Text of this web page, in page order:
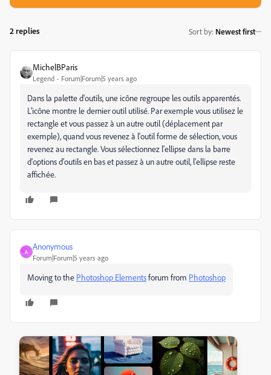
2 replies Sort by: Newest first
MichelBParis
Legend Forum|Forum|5 years ago
Dans la palette d'outils, une icône regroupe les outils apparentés.
L'icône montre le dernier outil utilisé. Par exemple vous utilisez le
rectangle et vous passez à un autre outil (déplacement par
exemple), quand vous revenez à l'outil forme de sélection, vous
revenez au rectangle. Vous sélectionnez l'ellipse dans la barre
d'options d'outils en bas et passez à un autre outil, l'ellipse reste
affichée.
A
Anonymous
Forum|Forum|5 years ago
Moving to the Photoshop Elementsforum from Photoshop